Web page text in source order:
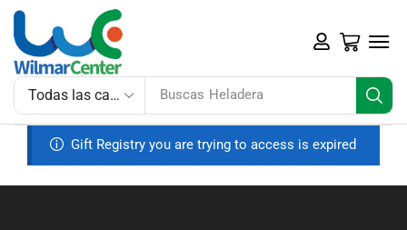
Buscas Heladera
Gift Registry you are trying to access is expired